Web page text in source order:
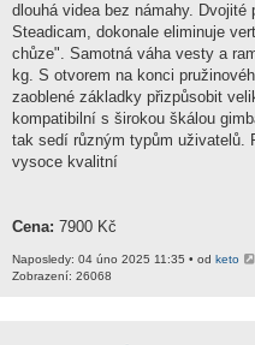
dlouhá videa bez námahy.
Steadicam, dokonale eliminuje
chůze". Samotná váha vesty a
kg. S otvorem na konci
zaoblené základky přizpůsobit
kompatibilní s širokou škálou
tak sedí různým typům uživatelů.
vysoce kvalitní
Cena: 7900 Kč
Naposledy: 04 úno 2025 11:35 • od keto
Zobrazení: 26068